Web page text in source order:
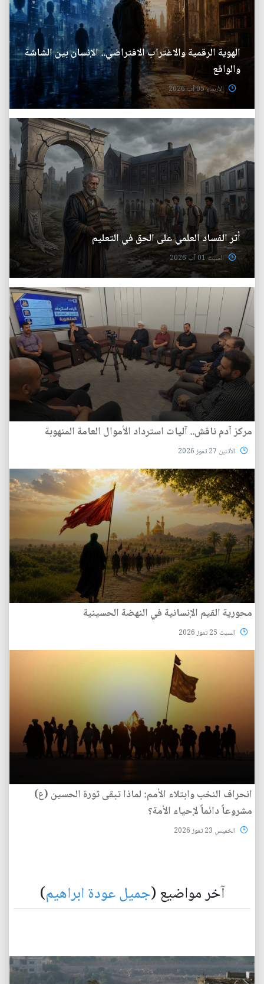
الهوية الرقمية والاغتراب الافتراضي.. الإنسان بين الشاشة
والواقع
الأربعاء 05 آب 2026
أثر الفساد العلمي على الحق في التعليم
السبت 01 آب 2026
مركز آدم ناقش.. آليات استرداد الأموال العامة المنهوبة
الأثنين 27 تموز 2026
محورية القيم الإنسانية في النهضة الحسينية
السبت 25 تموز 2026
انحراف النخب وابتلاء الأمم: لماذا تبقى ثورة الحسين (ع)
مشروعاً دائماً لإحياء الأمة؟
الخميس 23 تموز 2026
آخر مواضيع (جميل عودة ابراهيم)